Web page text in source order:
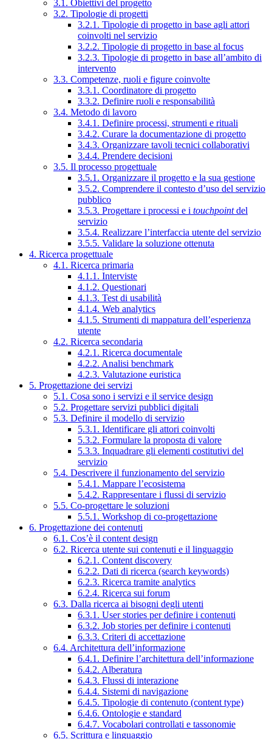
3.1. Obiettivi del progetto
3.2. Tipologie di progetti
3.2.1. Tipologie di progetto in base agli attori
coinvolti nel servizio
3.2.2. Tipologie di progetto in base al focus
3.2.3. Tipologie di progetto in base all’ambito di
intervento
3.3. Competenze, ruoli e figure coinvolte
3.3.1. Coordinatore di progetto
3.3.2. Definire ruoli e responsabilità
3.4. Metodo di lavoro
3.4.1. Definire processi, strumenti e rituali
3.4.2. Curare la documentazione di progetto
3.4.3. Organizzare tavoli tecnici collaborativi
3.4.4. Prendere decisioni
3.5. Il processo progettuale
3.5.1. Organizzare il progetto e la sua gestione
3.5.2. Comprendere il contesto d’uso del servizio
pubblico
3.5.3. Progettare i processi e i touchpointdel
servizio
3.5.4. Realizzare l’interfaccia utente del servizio
3.5.5. Validare la soluzione ottenuta
4. Ricerca progettuale
4.1. Ricerca primaria
4.1.1. Interviste
4.1.2. Questionari
4.1.3. Test di usabilità
4.1.4. Web analytics
4.1.5. Strumenti di mappatura dell’esperienza
utente
4.2. Ricerca secondaria
4.2.1. Ricerca documentale
4.2.2. Analisi benchmark
4.2.3. Valutazione euristica
5. Progettazione dei servizi
5.1. Cosa sono i servizi e il service design
5.2. Progettare servizi pubblici digitali
5.3. Definire il modello di servizio
5.3.1. Identificare gli attori coinvolti
5.3.2. Formulare la proposta di valore
5.3.3. Inquadrare gli elementi costitutivi del
servizio
5.4. Descrivere il funzionamento del servizio
5.4.1. Mappare l’ecosistema
5.4.2. Rappresentare i flussi di servizio
5.5. Co-progettare le soluzioni
5.5.1. Workshop di co-progettazione
6. Progettazione dei contenuti
6.1. Cos’è il content design
6.2. Ricerca utente sui contenuti e il linguaggio
6.2.1. Content discovery
6.2.2. Dati di ricerca (search keywords)
6.2.3. Ricerca tramite analytics
6.2.4. Ricerca sui forum
6.3. Dalla ricerca ai bisogni degli utenti
6.3.1. User stories per definire i contenuti
6.3.2. Job stories per definire i contenuti
6.3.3. Criteri di accettazione
6.4. Architettura dell’informazione
6.4.1. Definire l’architettura dell’informazione
6.4.2. Alberatura
6.4.3. Flussi di interazione
6.4.4. Sistemi di navigazione
6.4.5. Tipologie di contenuto (content type)
6.4.6. Ontologie e standard
6.4.7. Vocabolari controllati e tassonomie
6.5. Scrittura e linguaggio